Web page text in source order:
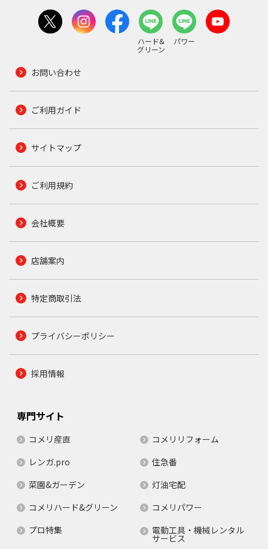
ハード&
グリーン
パワー
お問い合わせ
ご利用ガイド
サイトマップ
ご利用規約
会社概要
店舗案内
特定商取引法
プライバシーポリシー
採用情報
専門サイト
コメリ産直
コメリリフォーム
レンガ.pro
住急番
菜園&ガーデン
灯油宅配
コメリハード&グリーン
コメリパワー
プロ特集
電動工具・機械レンタル
サービス